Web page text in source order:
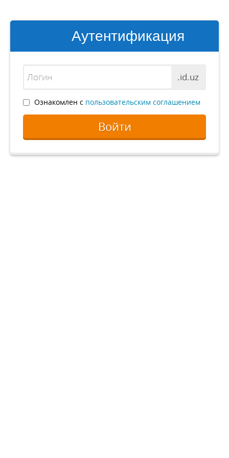
Аутентификация
.id.uz
Ознакомлен с пользовательским соглашением
Войти